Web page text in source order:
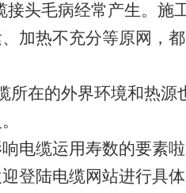
接头毛病经常产生。施
加热不充分等原网，
所在的外界环境和热
电缆运用寿数的要素
登陆电缆网站进行具